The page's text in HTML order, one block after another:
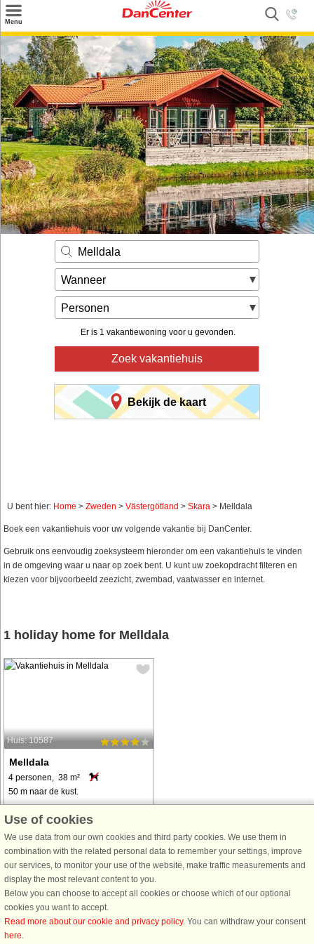
Menu
Zoeken
Inspiratie
Informatie over
Service
Kontakt
Melldala
Wanneer
Personen
Er is 1 vakantiewoning voor u gevonden.
Zoek vakantiehuis
Bekijk de kaart
U bent hier: Home > Zweden > Västergötland > Skara > Melldala
Boek een vakantiehuis voor uw volgende vakantie bij DanCenter.
Gebruik ons eenvoudig zoeksysteem hieronder om een vakantiehuis te vinden
in de omgeving waar u naar op zoek bent. U kunt uw zoekopdracht filteren en
kiezen voor bijvoorbeeld zeezicht, zwembad, vaatwasser en internet.
1 holiday home for Melldala
Huis: 10587
Melldala
4 personen, 38 m²
50 m naar de kust.
Seine fantastische Lage nur 50 m
mit freiem Blick zum Wasser,
zeichnet dieses kleine, preiswertere
Häuschen aus. Genießen Sie den
wunderbaren Seeblick! Es wurde
durchschnittlich ...
van € 423
Use of cookies
We use data from our own cookies and third party cookies. We use them in
combination with the related personal data to remember your settings, improve
our services, to monitor your use of the website, make traffic measurements and
display the most relevant content to you.
Below you can choose to accept all cookies or choose which of our optional
cookies you want to accept.
Read more about our cookie and privacy policy. You can withdraw your consent
here.